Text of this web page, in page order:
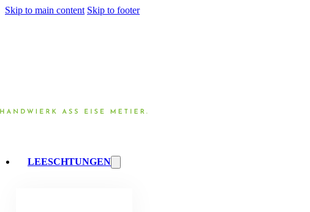
Skip to main content Skip to footer
LEESCHTUNGEN